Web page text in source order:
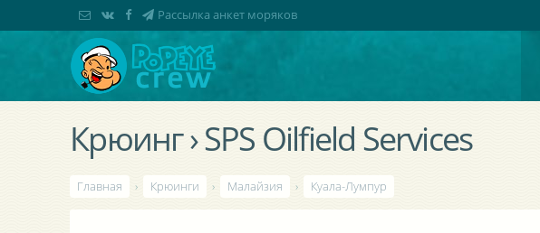
Крюинг › SPS Oilfield Services
Главная › Крюинги › Малайзия › Куала-Лумпур
Рассылка анкет моряков